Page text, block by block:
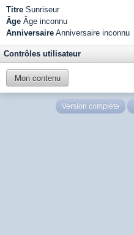
Titre Sunriseur
Âge Âge inconnu
Anniversaire Anniversaire inconnu
Contrôles utilisateur
Mon contenu
Version complète